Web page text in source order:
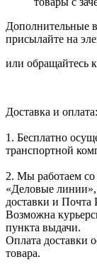
Дополнительные
присылайте на
или обращайтесь
Доставка и оплата:
1. Бесплатно
транспортной
2. Мы работаем
«Деловые
доставки и Почта
Возможна
пункта выдачи.
Оплата доставки
товара.